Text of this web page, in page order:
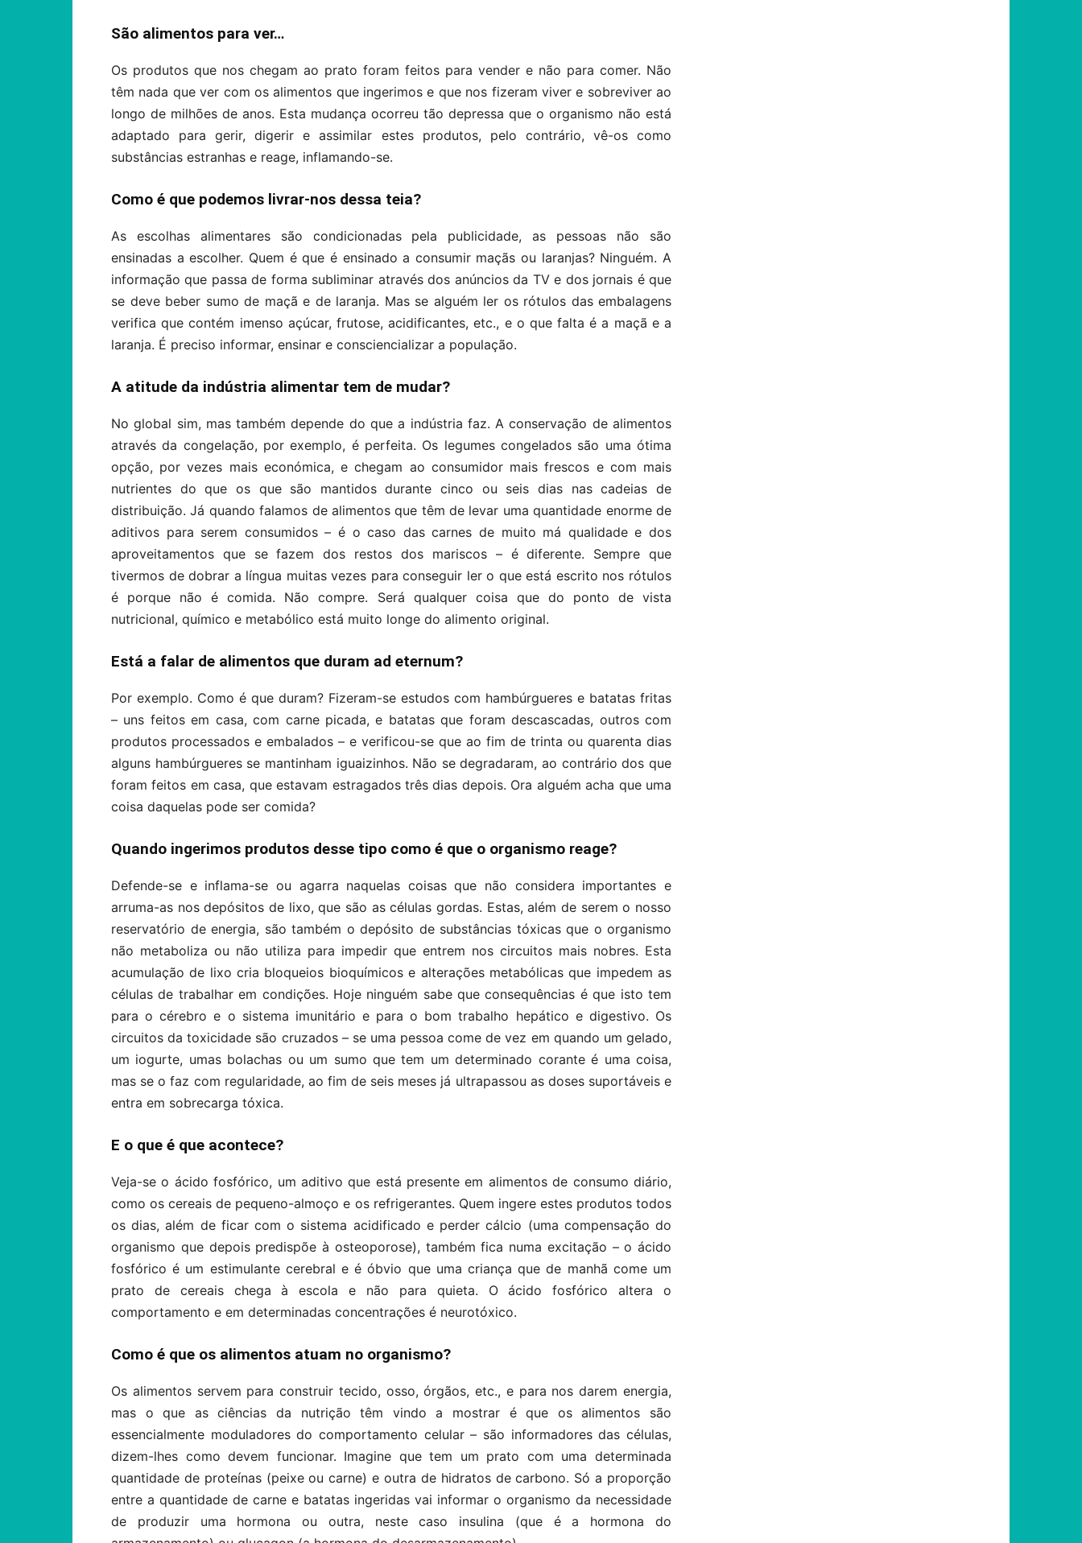
São alimentos para ver…
Os produtos que nos chegam ao prato foram feitos para vender e não para comer. Não
têm nada que ver com os alimentos que ingerimos e que nos fizeram viver e sobreviver ao
longo de milhões de anos. Esta mudança ocorreu tão depressa que o organismo não está
adaptado para gerir, digerir e assimilar estes produtos, pelo contrário, vê-os como
substâncias estranhas e reage, inflamando-se.
Como é que podemos livrar-nos dessa teia?
As escolhas alimentares são condicionadas pela publicidade, as pessoas não são
ensinadas a escolher. Quem é que é ensinado a consumir maçãs ou laranjas? Ninguém. A
informação que passa de forma subliminar através dos anúncios da TV e dos jornais é que
se deve beber sumo de maçã e de laranja. Mas se alguém ler os rótulos das embalagens
verifica que contém imenso açúcar, frutose, acidificantes, etc., e o que falta é a maçã e a
laranja. É preciso informar, ensinar e consciencializar a população.
A atitude da indústria alimentar tem de mudar?
No global sim, mas também depende do que a indústria faz. A conservação de alimentos
através da congelação, por exemplo, é perfeita. Os legumes congelados são uma ótima
opção, por vezes mais económica, e chegam ao consumidor mais frescos e com mais
nutrientes do que os que são mantidos durante cinco ou seis dias nas cadeias de
distribuição. Já quando falamos de alimentos que têm de levar uma quantidade enorme de
aditivos para serem consumidos – é o caso das carnes de muito má qualidade e dos
aproveitamentos que se fazem dos restos dos mariscos – é diferente. Sempre que
tivermos de dobrar a língua muitas vezes para conseguir ler o que está escrito nos rótulos
é porque não é comida. Não compre. Será qualquer coisa que do ponto de vista
nutricional, químico e metabólico está muito longe do alimento original.
Está a falar de alimentos que duram ad eternum?
Por exemplo. Como é que duram? Fizeram-se estudos com hambúrgueres e batatas fritas
– uns feitos em casa, com carne picada, e batatas que foram descascadas, outros com
produtos processados e embalados – e verificou-se que ao fim de trinta ou quarenta dias
alguns hambúrgueres se mantinham iguaizinhos. Não se degradaram, ao contrário dos que
foram feitos em casa, que estavam estragados três dias depois. Ora alguém acha que uma
coisa daquelas pode ser comida?
Quando ingerimos produtos desse tipo como é que o organismo reage?
Defende-se e inflama-se ou agarra naquelas coisas que não considera importantes e
arruma-as nos depósitos de lixo, que são as células gordas. Estas, além de serem o nosso
reservatório de energia, são também o depósito de substâncias tóxicas que o organismo
não metaboliza ou não utiliza para impedir que entrem nos circuitos mais nobres. Esta
acumulação de lixo cria bloqueios bioquímicos e alterações metabólicas que impedem as
células de trabalhar em condições. Hoje ninguém sabe que consequências é que isto tem
para o cérebro e o sistema imunitário e para o bom trabalho hepático e digestivo. Os
circuitos da toxicidade são cruzados – se uma pessoa come de vez em quando um gelado,
um iogurte, umas bolachas ou um sumo que tem um determinado corante é uma coisa,
mas se o faz com regularidade, ao fim de seis meses já ultrapassou as doses suportáveis e
entra em sobrecarga tóxica.
E o que é que acontece?
Veja-se o ácido fosfórico, um aditivo que está presente em alimentos de consumo diário,
como os cereais de pequeno-almoço e os refrigerantes. Quem ingere estes produtos todos
os dias, além de ficar com o sistema acidificado e perder cálcio (uma compensação do
organismo que depois predispõe à osteoporose), também fica numa excitação – o ácido
fosfórico é um estimulante cerebral e é óbvio que uma criança que de manhã come um
prato de cereais chega à escola e não para quieta. O ácido fosfórico altera o
comportamento e em determinadas concentrações é neurotóxico.
Como é que os alimentos atuam no organismo?
Os alimentos servem para construir tecido, osso, órgãos, etc., e para nos darem energia,
mas o que as ciências da nutrição têm vindo a mostrar é que os alimentos são
essencialmente moduladores do comportamento celular – são informadores das células,
dizem-lhes como devem funcionar. Imagine que tem um prato com uma determinada
quantidade de proteínas (peixe ou carne) e outra de hidratos de carbono. Só a proporção
entre a quantidade de carne e batatas ingeridas vai informar o organismo da necessidade
de produzir uma hormona ou outra, neste caso insulina (que é a hormona do